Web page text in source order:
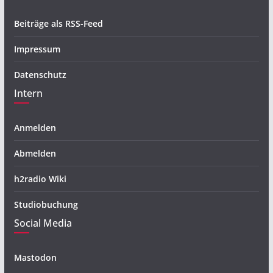
Beiträge als RSS-Feed
Impressum
Datenschutz
Intern
Anmelden
Abmelden
h2radio Wiki
Studiobuchung
Social Media
Mastodon